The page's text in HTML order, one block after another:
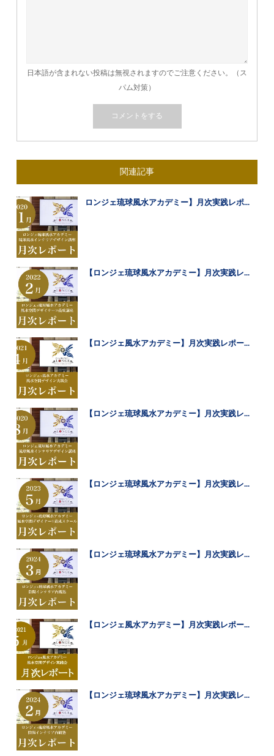
日本語が含まれない投稿は無視されますのでご注意ください。（ス
パム対策）
関連記事
ロンジェ琉球風水アカデミー】月次実践レポ...
【ロンジェ琉球風水アカデミー】月次実践レ...
【ロンジェ風水アカデミー】月次実践レポー...
【ロンジェ琉球風水アカデミー】月次実践レ...
【ロンジェ琉球風水アカデミー】月次実践レ...
【ロンジェ琉球風水アカデミー】月次実践レ...
【ロンジェ風水アカデミー】月次実践レポー...
【ロンジェ琉球風水アカデミー】月次実践レ...